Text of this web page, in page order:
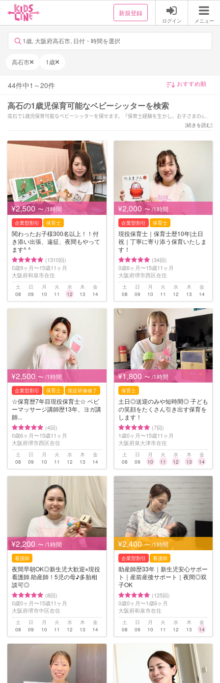
新規登録
ログイン メニュー
1歳, 大阪府高石市, 日付・時間を選択
高石市 1歳
44件中1 ～20件
高石の1歳児保育可能なベビーシッターを検索
高石で1歳児保育可能なベビーシッターを探せます。「保育士経験を生かし、お子さまの心に
寄り添った温かな保育を心がけております！」「\□︎保育歴11年×子育て経験□︎/言葉をかけ
間もやってます^ ^」などの強みを持つシッターが対応いたします。高石で様々なスキルを持
ったサポーターの中から、ご予算や依頼内容に合わせて選んでいただけます。
[続きを読む]
¥2,500 〜 /1時間
企業型割引 保育士
関わったお子様300名以上！！付
き添い出張、遠征、夜間もやって
ます^ ^
(1310回)
0歳9ヶ月〜15歳11ヶ月
大阪府和泉市在住
土
08
日
09
月
10
火
11
水
12
木
13
金
14
¥2,000 〜 /1時間
企業型割引 保育士
現役保育士｜保育士歴10年|土日
祝｜丁寧に寄り添う保育いたしま
す！
(34回)
0歳6ヶ月〜15歳11ヶ月
大阪府堺市西区在住
土
08
日
09
月
10
火
11
水
12
木
13
金
14
¥2,500 〜 /1時間
企業型割引 保育士 指定研修修了
☆保育歴7年目現役保育士☆ ベビ
ーマッサージ講師歴13年、ヨガ講
師...
(4回)
0歳6ヶ月〜15歳11ヶ月
大阪府堺市西区在住
土
08
日
09
月
10
火
11
水
12
木
13
金
14
¥1,800 〜 /1時間
保育士
土日◎送迎のみや短時間◎ 子ども
の笑顔をたくさん引き出す保育を
します！
(7回)
1歳0ヶ月〜15歳11ヶ月
大阪府泉大津市在住
土
08
日
09
月
10
火
11
水
12
木
13
金
14
¥2,200 〜 /1時間
看護師
夜間早朝OK◎新生児大歓迎⭐︎現役
看護師.助産師！5児の母♪多胎相
談可◎
(8回)
0歳0ヶ月〜15歳11ヶ月
大阪府堺市中区在住
土
08
日
09
月
10
火
11
水
12
木
13
金
14
¥2,400 〜 /1時間
企業型割引 看護師
助産師歴33年｜新生児安心サポー
ト｜産前産後サポート｜夜間◎双
子OK
(125回)
0歳0ヶ月〜1歳6ヶ月
大阪府和泉市在住
土
08
日
09
月
10
火
11
水
12
木
13
金
14